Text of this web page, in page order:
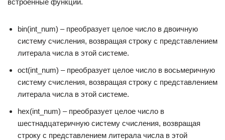
встроенные функции.
bin(int_num) – преобразует целое число в двоичную
систему счисления, возвращая строку с представлением
литерала числа в этой системе.
oct(int_num) – преобразует целое число в восьмеричную
систему счисления, возвращая строку с представлением
литерала числа в этой системе.
hex(int_num) – преобразует целое число в
шестнадцатеричную систему счисления, возвращая
строку с представлением литерала числа в этой